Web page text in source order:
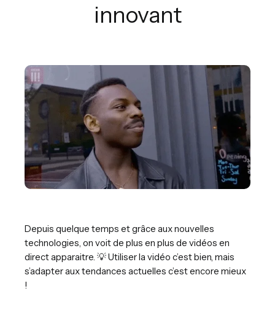
innovant
Depuis quelque temps et grâce aux nouvelles
technologies, on voit de plus en plus de vidéos en
direct apparaitre. 💡 Utiliser la vidéo c’est bien, mais
s’adapter aux tendances actuelles c’est encore mieux
!